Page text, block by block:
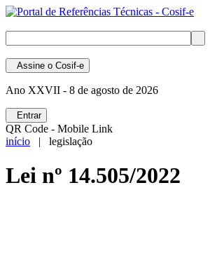
Assine o Cosif-e
Ano XXVII - 8 de agosto de 2026
Entrar
QR Code - Mobile Link
início | legislação
Lei nº 14.505/2022